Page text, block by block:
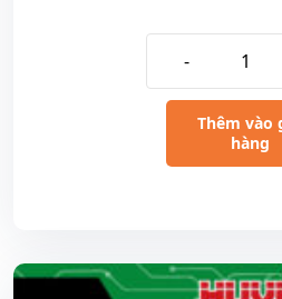
-
Thêm vào
hàng